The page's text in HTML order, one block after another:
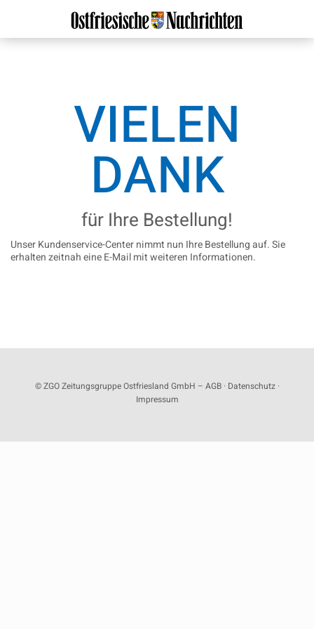
VIELEN
DANK
für Ihre Bestellung!
Unser Kundenservice-Center nimmt nun Ihre Bestellung auf. Sie
erhalten zeitnah eine E-Mail mit weiteren Informationen.
© ZGO Zeitungsgruppe Ostfriesland GmbH – AGB· Datenschutz·
Impressum